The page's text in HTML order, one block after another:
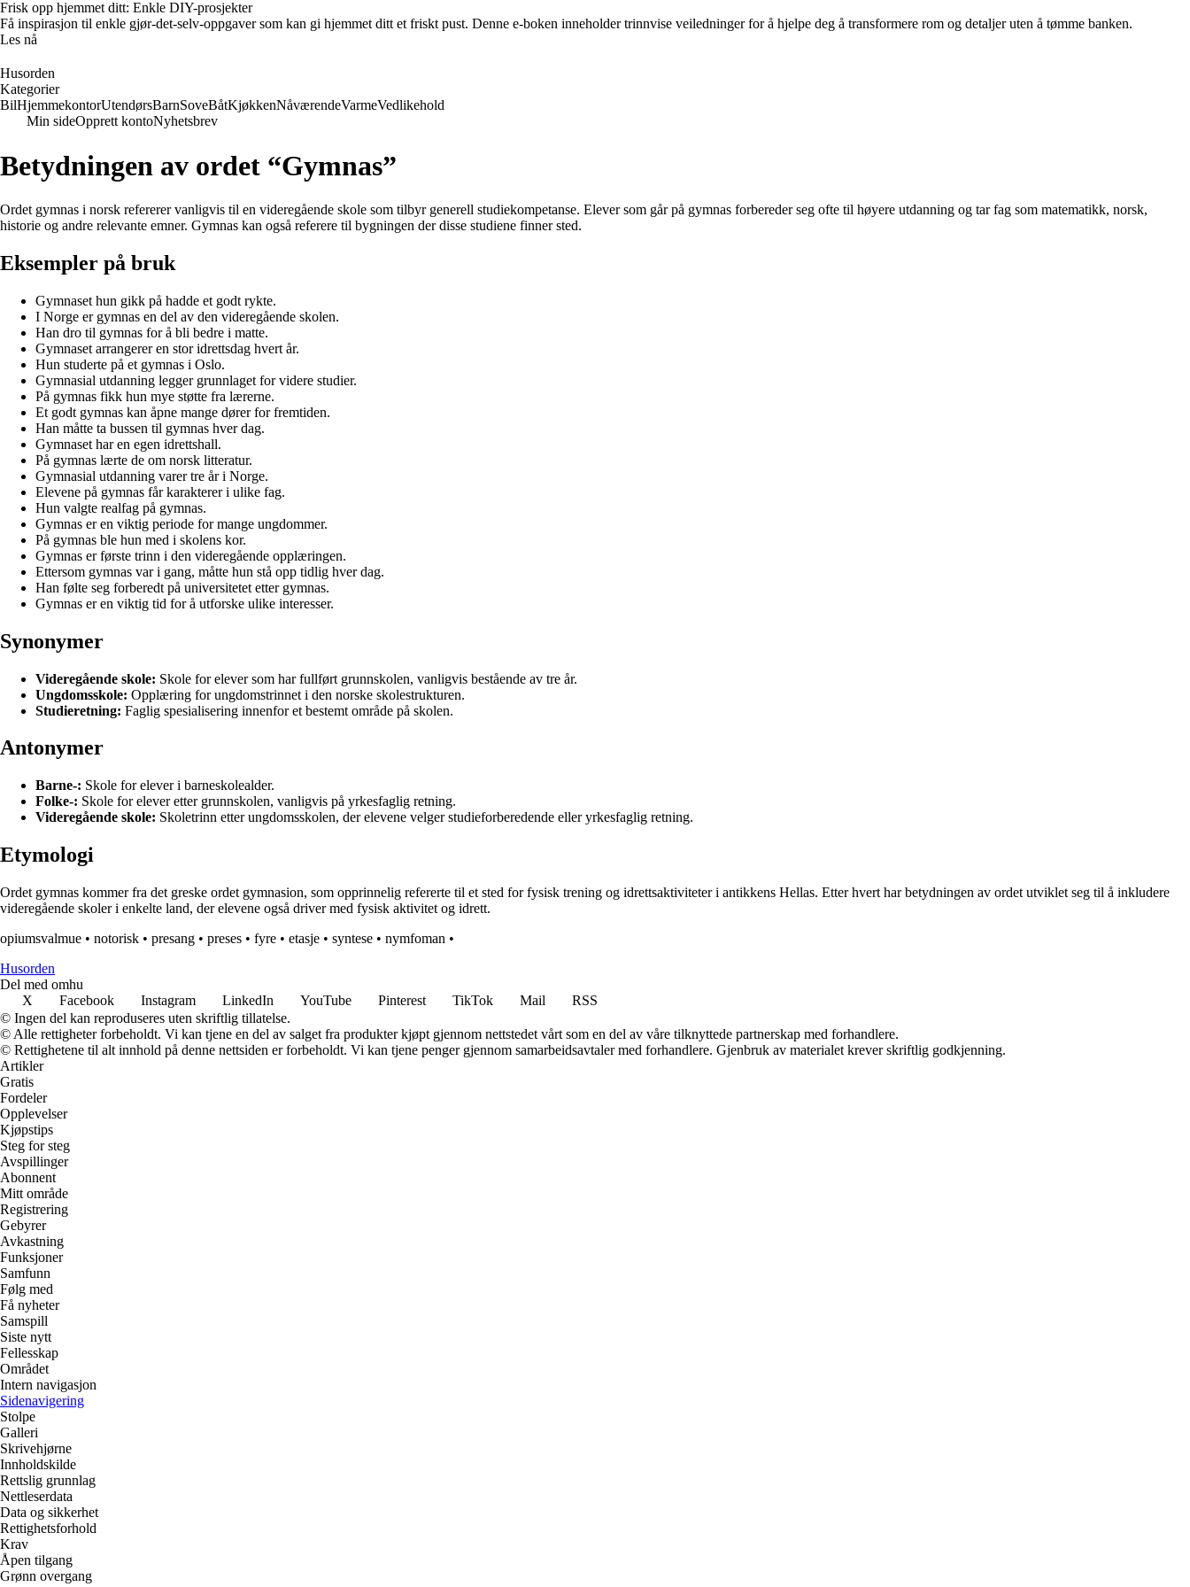
Frisk opp hjemmet ditt: Enkle DIY-prosjekter
Få inspirasjon til enkle gjør-det-selv-oppgaver som kan gi hjemmet ditt et friskt pust. Denne e-boken inneholder trinnvise veiledninger for å hjelpe deg å transformere rom og detaljer uten å tømme banken.
Les nå
Husorden
Kategorier
BilHjemmekontorUtendørsBarnSoveBåtKjøkkenNåværendeVarmeVedlikehold
Min sideOpprett kontoNyhetsbrev
Betydningen av ordet “Gymnas”
Ordet gymnas i norsk refererer vanligvis til en videregående skole som tilbyr generell studiekompetanse. Elever som går på gymnas forbereder seg ofte til høyere utdanning og tar fag som matematikk, norsk,
historie og andre relevante emner. Gymnas kan også referere til bygningen der disse studiene finner sted.
Eksempler på bruk
Gymnaset hun gikk på hadde et godt rykte.
I Norge er gymnas en del av den videregående skolen.
Han dro til gymnas for å bli bedre i matte.
Gymnaset arrangerer en stor idrettsdag hvert år.
Hun studerte på et gymnas i Oslo.
Gymnasial utdanning legger grunnlaget for videre studier.
På gymnas fikk hun mye støtte fra lærerne.
Et godt gymnas kan åpne mange dører for fremtiden.
Han måtte ta bussen til gymnas hver dag.
Gymnaset har en egen idrettshall.
På gymnas lærte de om norsk litteratur.
Gymnasial utdanning varer tre år i Norge.
Elevene på gymnas får karakterer i ulike fag.
Hun valgte realfag på gymnas.
Gymnas er en viktig periode for mange ungdommer.
På gymnas ble hun med i skolens kor.
Gymnas er første trinn i den videregående opplæringen.
Ettersom gymnas var i gang, måtte hun stå opp tidlig hver dag.
Han følte seg forberedt på universitetet etter gymnas.
Gymnas er en viktig tid for å utforske ulike interesser.
Synonymer
Videregående skole: Skole for elever som har fullført grunnskolen, vanligvis bestående av tre år.
Ungdomsskole: Opplæring for ungdomstrinnet i den norske skolestrukturen.
Studieretning: Faglig spesialisering innenfor et bestemt område på skolen.
Antonymer
Barne-: Skole for elever i barneskolealder.
Folke-: Skole for elever etter grunnskolen, vanligvis på yrkesfaglig retning.
Videregående skole: Skoletrinn etter ungdomsskolen, der elevene velger studieforberedende eller yrkesfaglig retning.
Etymologi
Ordet gymnas kommer fra det greske ordet gymnasion, som opprinnelig refererte til et sted for fysisk trening og idrettsaktiviteter i antikkens Hellas. Etter hvert har betydningen av ordet utviklet seg til å inkludere
videregående skoler i enkelte land, der elevene også driver med fysisk aktivitet og idrett.
opiumsvalmue • notorisk • presang • preses • fyre • etasje • syntese • nymfoman •
Husorden
Del med omhu
X
Facebook Instagram LinkedIn YouTube Pinterest TikTok Mail
RSS
© Ingen del kan reproduseres uten skriftlig tillatelse.
© Alle rettigheter forbeholdt. Vi kan tjene en del av salget fra produkter kjøpt gjennom nettstedet vårt som en del av våre tilknyttede partnerskap med forhandlere.
© Rettighetene til alt innhold på denne nettsiden er forbeholdt. Vi kan tjene penger gjennom samarbeidsavtaler med forhandlere. Gjenbruk av materialet krever skriftlig godkjenning.
Artikler
Gratis
Fordeler
Opplevelser
Kjøpstips
Steg for steg
Avspillinger
Abonnent
Mitt område
Registrering
Gebyrer
Avkastning
Funksjoner
Samfunn
Følg med
Få nyheter
Samspill
Siste nytt
Fellesskap
Området
Intern navigasjon
Sidenavigering
Stolpe
Galleri
Skrivehjørne
Innholdskilde
Rettslig grunnlag
Nettleserdata
Data og sikkerhet
Rettighetsforhold
Krav
Åpen tilgang
Grønn overgang